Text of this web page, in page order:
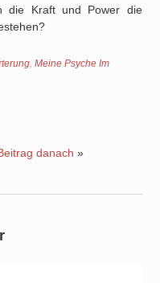
die Kraft und Power die
,Meine Psyche Im
danach »